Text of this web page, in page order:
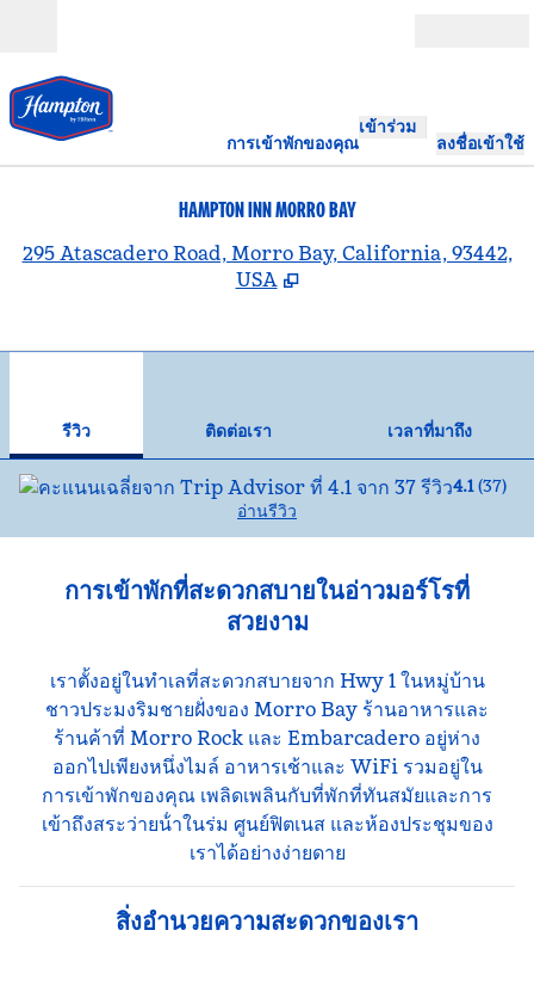
การเข้าพักของคุณ
เข้าร่วม
ลงชื่อเข้าใช้
HAMPTON INN MORRO BAY
295 Atascadero Road, Morro Bay, California, 93442,
USA
รีวิว ติดต่อเรา
เวลาที่มาถึง
4.1 (37)
อ่านรีวิว
การเข้าพักที่สะดวกสบายในอ่าวมอร์โรที่
สวยงาม
เราตั้งอยู่ในทําเลที่สะดวกสบายจาก Hwy 1 ในหมู่บ้าน
ชาวประมงริมชายฝั่งของ Morro Bay ร้านอาหารและ
ร้านค้าที่ Morro Rock และ Embarcadero อยู่ห่าง
ออกไปเพียงหนึ่งไมล์ อาหารเช้าและ WiFi รวมอยู่ใน
การเข้าพักของคุณ เพลิดเพลินกับที่พักที่ทันสมัยและการ
เข้าถึงสระว่ายน้ําในร่ม ศูนย์ฟิตเนส และห้องประชุมของ
เราได้อย่างง่ายดาย
สิ่งอํานวยความสะดวกของเรา